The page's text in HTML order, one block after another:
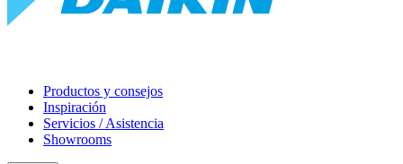
Productos y consejos
Inspiración
Servicios / Asistencia
Showrooms